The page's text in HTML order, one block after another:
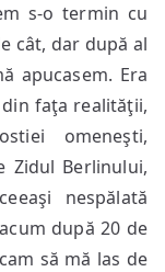
s-o termin cu
cât, dar după al
apucasem. Era
faţa realităţii,
omeneşti,
Zidul Berlinului,
nespălată
după 20 de
să mă las de